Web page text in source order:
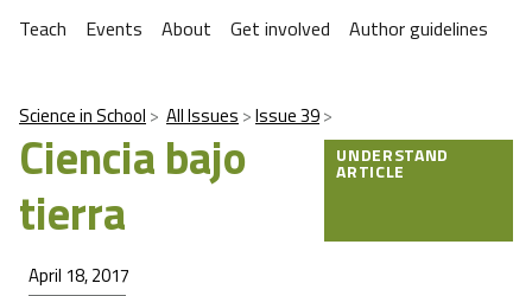
Teach
Events About Get involved Author guidelines
Science in School All Issues Issue 39
Ciencia bajo
tierra
UNDERSTAND
ARTICLE
April 18, 2017